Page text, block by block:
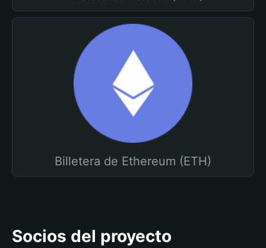
Billetera de Ethereum (ETH)
Socios del proyecto